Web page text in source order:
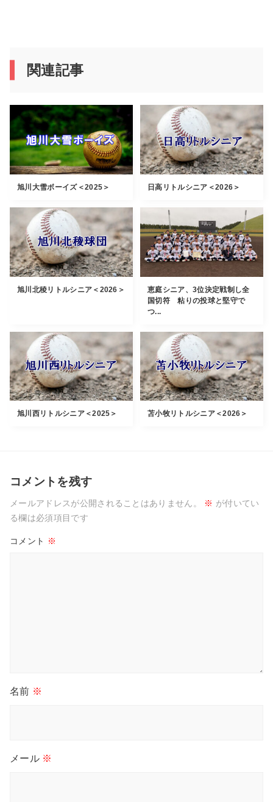
関連記事
旭川大雪ボーイズ＜2025＞ 日高リトルシニア＜2026＞
旭川北稜リトルシニア＜2026＞
恵庭シニア、3位決定戦制し全
国切符 粘りの投球と堅守で
つ...
旭川西リトルシニア＜2025＞ 苫小牧リトルシニア＜2026＞
コメントを残す
メールアドレスが公開されることはありません。 ※ が付いてい
る欄は必須項目です
コメント ※
名前 ※
メール ※